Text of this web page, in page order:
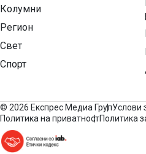
Колумни
Регион
Свет
Спорт
© 2026 Експрес Медиа ГрупУслови
Политика на приватностПолитика